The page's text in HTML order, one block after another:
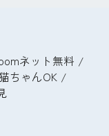
ネット無料
ちゃんOK